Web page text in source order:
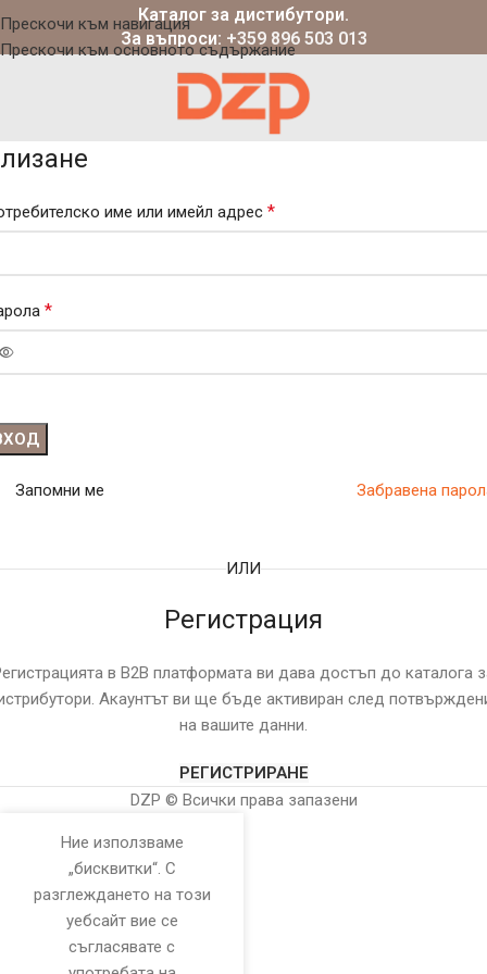
Прескочи към навигация
Прескочи към основното съдържание
Каталог за дистибутори.
За въпроси: +359 896 503 013
име или имейл адрес *
*
Забравена
Запомни ме
ИЛИ
Регистрация
в B2B платформата ви дава достъп до каталога
Акаунтът ви ще бъде активиран след
на вашите данни.
РЕГИСТРИРАНЕ
DZP © Всички права запазени
Ние използваме
„бисквитки“. С
разглеждането на този
уебсайт вие се
съгласявате с